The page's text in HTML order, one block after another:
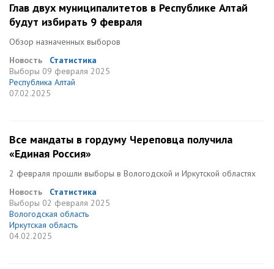
Глав двух муниципалитетов в Республике Алтай
будут избирать 9 февраля
Обзор назначенных выборов
Новость
Статистика
Выборы 09 февраля 2025
Республика Алтай
07.02.2025
Все мандаты в гордуму Череповца получила
«Единая Россия»
2 февраля прошли выборы в Вологодской и Иркутской областях
Новость
Статистика
Выборы 02 февраля 2025
Вологодская область
Иркутская область
04.02.2025